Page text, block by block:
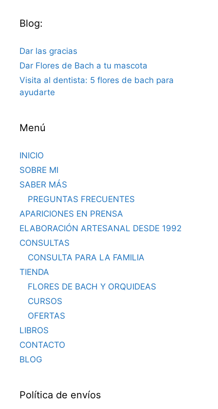
Blog:
Dar las gracias
Dar Flores de Bach a tu mascota
Visita al dentista: 5 flores de bach para
ayudarte
Menú
INICIO
SOBRE MI
SABER MÁS
PREGUNTAS FRECUENTES
APARICIONES EN PRENSA
ELABORACIÓN ARTESANAL DESDE 1992
CONSULTAS
CONSULTA PARA LA FAMILIA
TIENDA
FLORES DE BACH Y ORQUIDEAS
CURSOS
OFERTAS
LIBROS
CONTACTO
BLOG
Política de envíos